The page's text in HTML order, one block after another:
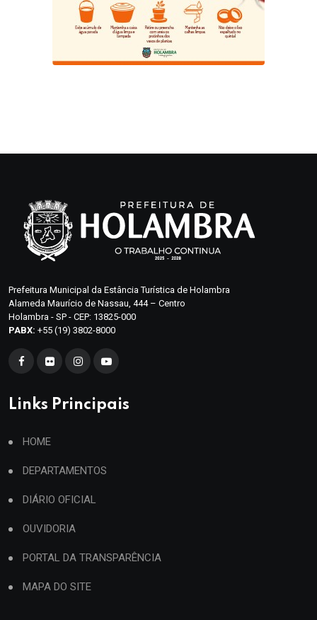
Prefeitura Municipal da Estância Turística de Holambra
Alameda Maurício de Nassau, 444 – Centro
Holambra - SP - CEP: 13825-000
PABX: +55 (19) 3802-8000
Links Principais
HOME
DEPARTAMENTOS
DIÁRIO OFICIAL
OUVIDORIA
PORTAL DA TRANSPARÊNCIA
MAPA DO SITE